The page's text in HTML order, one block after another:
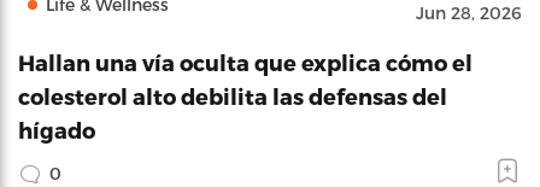
Life & Wellness Jun 28, 2026
Hallan una vía oculta que explica cómo el
colesterol alto debilita las defensas del
hígado
0